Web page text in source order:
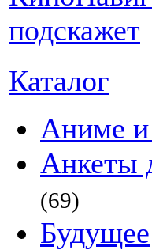
Каталог
Аниме
Анкеты
(69)
Будущее